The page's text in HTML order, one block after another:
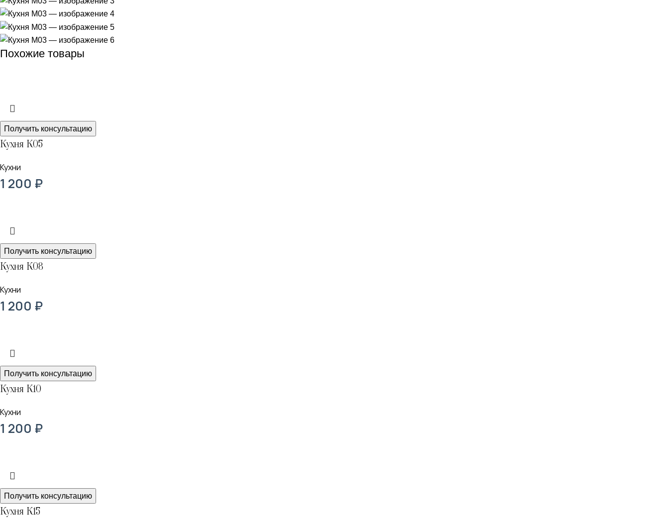
Похожие товары
Получить консультацию
Кухня К05
Кухни
1 200 ₽
Получить консультацию
Кухня К08
Кухни
1 200 ₽
Получить консультацию
Кухня К10
Кухни
1 200 ₽
Получить консультацию
Кухня К15